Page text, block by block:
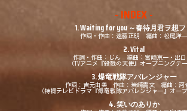
- INDEX -
1. Waiting for you ～春待月君ヲ想フ
作詞・作曲：遠藤正明 編曲：松尾洋一
2. Vital
作詞・作曲：じん 編曲：宮崎京一・出
（TVアニメ『殺戮の天使』オープニングテー
3.爆竜戦隊アバレンジャー
作詞：吉元由美 作曲：岩崎貴文 編曲：河
（特撮テレビドラマ『爆竜戦隊アバレンジャー』オー
4.笑いのありか